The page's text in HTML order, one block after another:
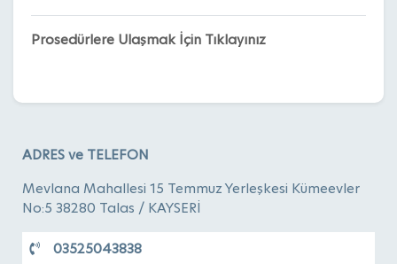
Prosedürlere Ulaşmak İçin Tıklayınız
ADRES ve TELEFON
Mevlana Mahallesi 15 Temmuz Yerleşkesi Kümeevler
No:5 38280 Talas / KAYSERİ
03525043838